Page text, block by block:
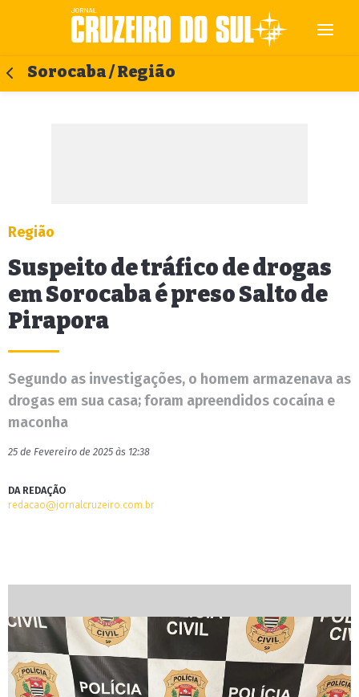
Sorocaba / Região
Região
Suspeito de tráfico de drogas
em Sorocaba é preso Salto de
Pirapora
Segundo as investigações, o homem armazenava as
drogas em sua casa; foram apreendidos cocaína e
maconha
25 de Fevereiro de 2025 às 12:38
DA REDAÇÃO
redacao@jornalcruzeiro.com.br